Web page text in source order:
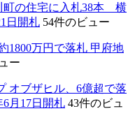
町の住宅に入札38本 横
日開札 54件のビュー
1800万円で落札 甲府地
ー
オブザヒル、6億超で落
月17日開札 43件のビュ